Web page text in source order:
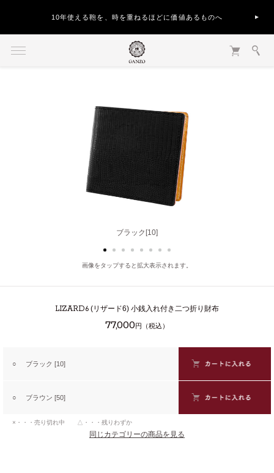
10年使える鞄を、時を重ねるほどに価値あるものへ
ブラック[10]
ブラウン[50]
画像をタップすると拡大表示されます。
LIZARD6 (リザード6) 小銭入れ付き二つ折り財布
77,000円（税込）
○ ブラック [10]
○ ブラウン [50]
×・・・売り切れ中 △・・・残りわずか
同じカテゴリーの商品を見る